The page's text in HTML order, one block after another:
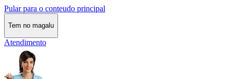
Pular para o conteudo principal
Tem no magalu
Atendimento